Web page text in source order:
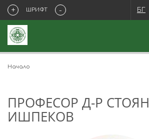
+ ШРИФТ - БГ
Начало
ПРОФЕСОР Д-Р СТОЯН
ИШПЕКОВ